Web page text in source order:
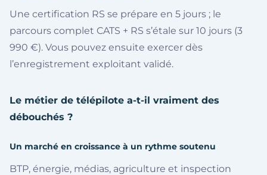
Une certification RS se prépare en 5 jours ; le
parcours complet CATS + RS s’étale sur 10 jours (3
990 €). Vous pouvez ensuite exercer dès
l’enregistrement exploitant validé.
Le métier de télépilote a-t-il vraiment des
débouchés ?
Un marché en croissance à un rythme soutenu
BTP, énergie, médias, agriculture et inspection